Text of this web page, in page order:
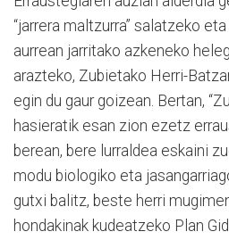
“jarrera maltzurra” salatzeko
aurrean jarritako azkeneko
arazteko, Zubietako Herri-
egin du gaur goizean. Bertan,
hasieratik esan zion ezetz
berean, bere lurraldea eskaini
modu biologiko eta
gutxi balitz, beste herri
hondakinak kudeatzeko Plan